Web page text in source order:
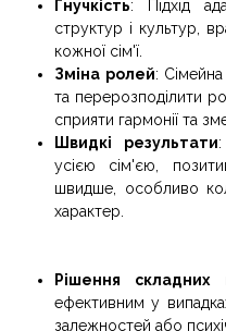
Гнучкість: Підхід
структур і культур,
кожної сім'ї.
Зміна ролей:
та перерозподілити
сприяти гармонії та
Швидкі результати
усією сім'єю,
швидше, особливо
характер.
Рішення складних
ефективним у
залежностей або